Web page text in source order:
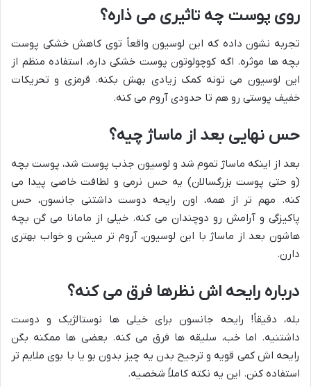
روی پوست چه تاثیری می ذاره؟
تجربه نشون داده که این لوسیون واقعاً توی کاهش خشکی پوست
بچه ها موثره. اگه کوچولوتون پوست خشکی داره، استفاده منظم از
این لوسیون می تونه کمک زیادی بهش بکنه. قرمزی و تحریکات
خفیف پوستی رو هم تا حدودی آروم می کنه.
حس نهایی بعد از ماساژ چیه؟
بعد از اینکه ماساژ تموم شد و لوسیون جذب پوست شد، پوست بچه
(و حتی پوست بزرگسالان) یه حس نرمی و لطافت خاصی پیدا می
کنه. مهم تر از همه، اون رایحه دوست داشتنی جانسون، حس
پاکیزگی و آرامش رو دوچندان می کنه. خیلی از مامانا می گن بچه
هاشون بعد از ماساژ با این لوسیون، آروم تر میشن و خواب بهتری
دارن.
درباره رایحه اش نظرها فرق می کنه؟
بله، دقیقاً! رایحه جانسون برای خیلی ها نوستالژیک و دوست
داشتنیه. اما خب، سلیقه ها فرق می کنه. بعضی ها ممکنه بگن
رایحه اش کمی قویه و ترجیح بدن یه چیز بدون بو یا با بوی ملایم تر
استفاده کنن. این یه نکته کاملاً شخصیه.